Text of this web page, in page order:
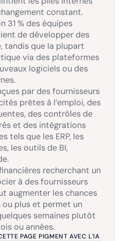
constant.
31 % des équipes
de développer des
tandis que la plupart
via des plateformes
logiciels ou des
par des fournisseurs
prêtes à l’emploi, des
des contrôles de
et des intégrations
tels que les ERP, les
les outils de BI,
recherchant un
à des fournisseurs
augmenter les chances
ou plus et permet un
semaines plutôt
ou années.
PAGE PIGMENT AVEC L'IA